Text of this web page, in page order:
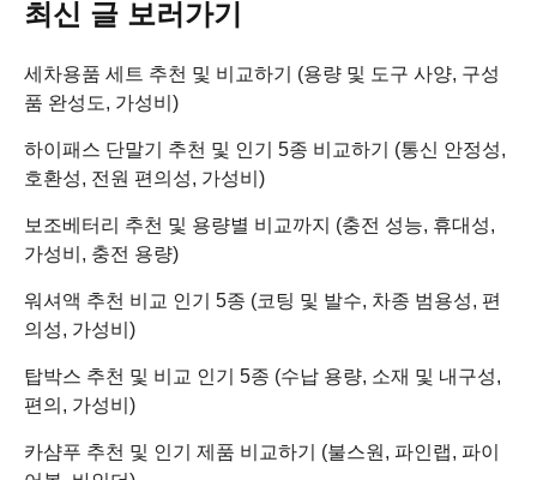
최신 글 보러가기
세차용품 세트 추천 및 비교하기 (용량 및 도구 사양, 구성
품 완성도, 가성비)
하이패스 단말기 추천 및 인기 5종 비교하기 (통신 안정성,
호환성, 전원 편의성, 가성비)
보조베터리 추천 및 용량별 비교까지 (충전 성능, 휴대성,
가성비, 충전 용량)
워셔액 추천 비교 인기 5종 (코팅 및 발수, 차종 범용성, 편
의성, 가성비)
탑박스 추천 및 비교 인기 5종 (수납 용량, 소재 및 내구성,
편의, 가성비)
카샴푸 추천 및 인기 제품 비교하기 (불스원, 파인랩, 파이